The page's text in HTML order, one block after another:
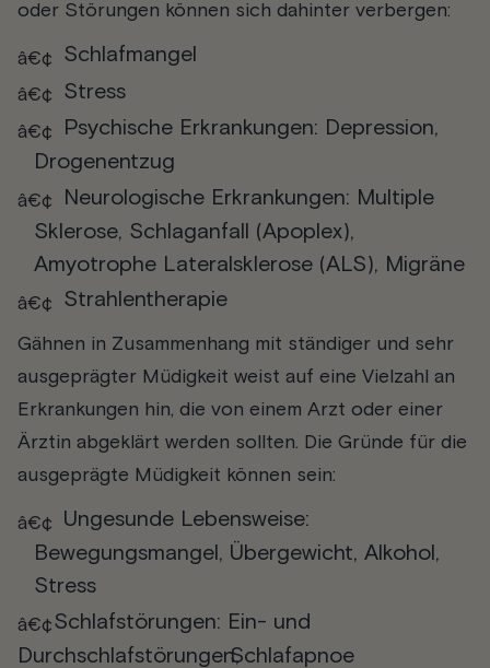
oder Störungen können sich dahinter verbergen:
Schlafmangel
Stress
Psychische Erkrankungen: Depression,
Drogenentzug
Neurologische Erkrankungen: Multiple
Sklerose, Schlaganfall (Apoplex),
Amyotrophe Lateralsklerose (ALS), Migräne
Strahlentherapie
Gähnen in Zusammenhang mit ständiger und sehr
ausgeprägter Müdigkeit weist auf eine Vielzahl an
Erkrankungen hin, die von einem Arzt oder einer
Ärztin abgeklärt werden sollten. Die Gründe für die
ausgeprägte Müdigkeit können sein:
Ungesunde Lebensweise:
Bewegungsmangel, Übergewicht, Alkohol,
Stress
Schlafstörungen: Ein- und
Durchschlafstörungen,
Schlafapnoe